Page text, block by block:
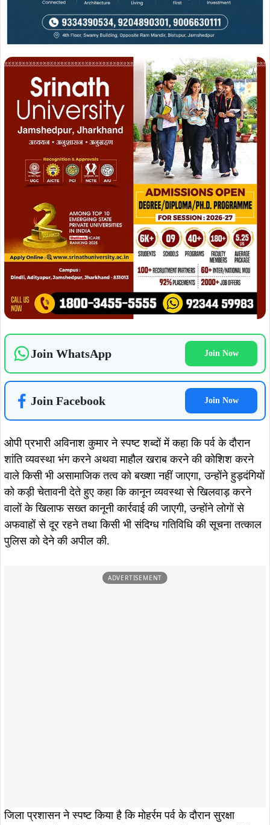
Join WhatsApp Join Now
Join Facebook Join Now
ओपी प्रभारी अविनाश कुमार ने स्पष्ट शब्दों में कहा कि पर्व के दौरान
शांति व्यवस्था भंग करने अथवा माहौल खराब करने की कोशिश करने
वाले किसी भी असामाजिक तत्व को बख्शा नहीं जाएगा, उन्होंने हुड़दंगियों
को कड़ी चेतावनी देते हुए कहा कि कानून व्यवस्था से खिलवाड़ करने
वालों के खिलाफ सख्त कानूनी कार्रवाई की जाएगी, उन्होंने लोगों से
अफवाहों से दूर रहने तथा किसी भी संदिग्ध गतिविधि की सूचना तत्काल
पुलिस को देने की अपील की.
ADVERTISEMENT
जिला प्रशासन ने स्पष्ट किया है कि मोहर्रम पर्व के दौरान सुरक्षा